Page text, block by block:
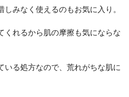
みなく使えるのもお気に入り。
くれるから肌の摩擦も気にならな
いる処方なので、荒れがちな肌に